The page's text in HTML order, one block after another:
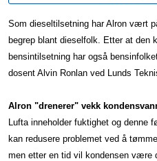
Som dieseltilsetning har Alron vært
begrep blant dieselfolk. Etter at den
bensintilsetning har også
dosent Alvin Ronlan ved Lunds
Alron "drenerer" vekk
Lufta inneholder fuktighet og denne
kan redusere problemet ved å
men etter en tid vil kondensen være